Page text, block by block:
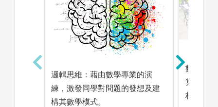
邏輯思維：藉由數學專業的演
練，激發同學對問題的發想及建
構其數學模式。
數值計
算模擬
析。